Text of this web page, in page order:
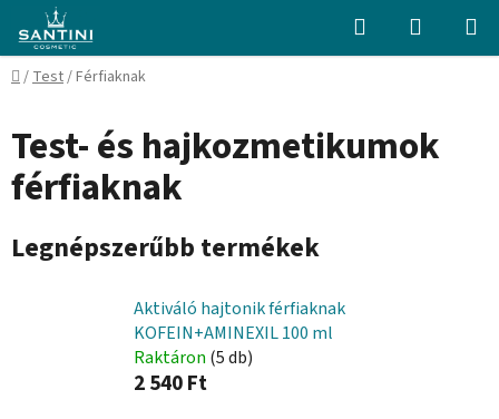
fő
tartalomhoz
Keresés KOSÁR
Kezdőlap
/Test/Férfiaknak
Test- és hajkozmetikumok
férfiaknak
Legnépszerűbb termékek
Aktiváló hajtonik férfiaknak
KOFEIN+AMINEXIL 100 ml
Raktáron (5 db)
2 540 Ft